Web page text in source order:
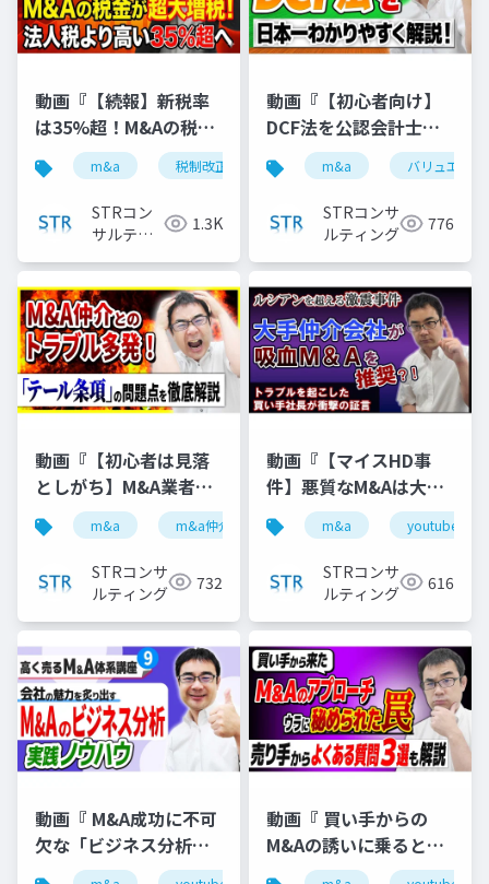
動画『【続報】新税率
は35%超！M&Aの税金
が大幅増税｜3.5億円か
ら対象に』で投影した
m&a 税制改正 税金ミニマム課税 税理士
STRコン
サルティ
1.3K
動画『【初心者向け】
DCF法を公認会計士が
日本一わかりやすく解
説 』で投影した資料
m&a バリュエー
STRコンサ
ルティング
776
動画『【初心者は見落
としがち】M&A業者の
「テール条項」悪用ト
ラブル３選』で投影し
m&a m&a仲介 テール条項 youtube
STRコンサ
ルティング
732
動画『【マイスHD事
件】悪質なM&Aは大手
仲介が提案した？ルシ
アン以上の激震かも 』
で投影した資料
m&a youtube
STRコンサ
ルティング
616
動画『 M&A成功に不可
欠な「ビジネス分析」
の実践ノウハウ 』で投
動画『 買い手からの
M&Aの誘いに乗るとこ
んな仕組みで損しま